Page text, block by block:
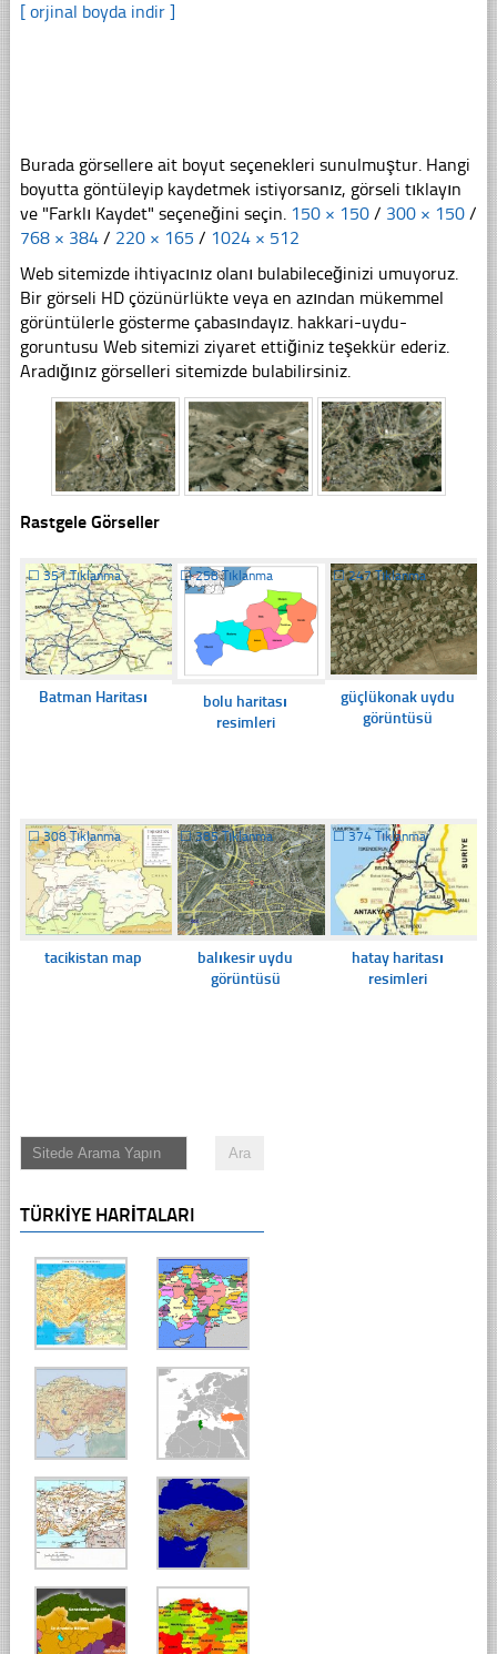
[ orjinal boyda indir ]
Burada görsellere ait boyut seçenekleri sunulmuştur. Hangi
boyutta göntüleyip kaydetmek istiyorsanız, görseli tıklayın
ve "Farklı Kaydet" seçeneğini seçin. 150 × 150 / 300 × 150 /
768 × 384 / 220 × 165 / 1024 × 512
Web sitemizde ihtiyacınız olanı bulabileceğinizi umuyoruz.
Bir görseli HD çözünürlükte veya en azından mükemmel
görüntülerle gösterme çabasındayız. hakkari-uydu-
goruntusu Web sitemizi ziyaret ettiğiniz teşekkür ederiz.
Aradığınız görselleri sitemizde bulabilirsiniz.
Rastgele Görseller
☐ 351 Tıklanma
Batman Haritası
☐258 Tıklanma
bolu haritası
resimleri
☐247 Tıklanma
güçlükonak uydu
görüntüsü
☐308 Tıklanma
tacikistan map
☐385 Tıklanma
balıkesir uydu
görüntüsü
☐ 374 Tıklanma
hatay haritası
resimleri
TÜRKIYE HARITALARI